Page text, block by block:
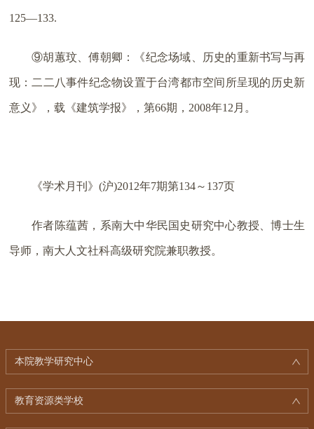
125—133.
⑨胡蕙玟、傅朝卿：《纪念场域、历史的重新书写与再
现：二二八事件纪念物设置于台湾都市空间所呈现的历史新
意义》，载《建筑学报》，第66期，2008年12月。
《学术月刊》(沪)2012年7期第134～137页
作者陈蕴茜，系南大中华民国史研究中心教授、博士生
导师，南大人文社科高级研究院兼职教授。
本院教学研究中心
教育资源类学校